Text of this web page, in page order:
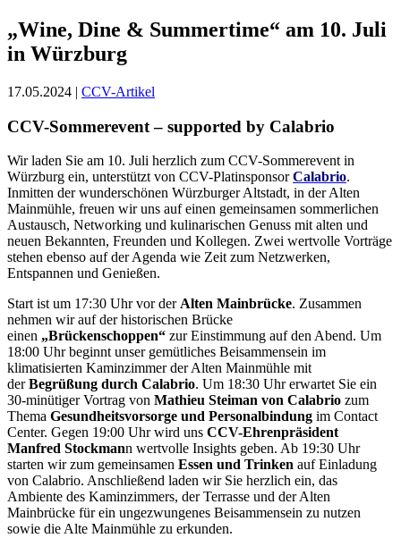
„Wine, Dine & Summertime“ am 10. Juli
in Würzburg
17.05.2024 | CCV-Artikel
CCV-Sommerevent – supported by Calabrio
Wir laden Sie am 10. Juli herzlich zum CCV-Sommerevent in
Würzburg ein, unterstützt von CCV-PlatinsponsorCalabrio.
Inmitten der wunderschönen Würzburger Altstadt, in der Alten
Mainmühle, freuen wir uns auf einen gemeinsamen sommerlichen
Austausch, Networking und kulinarischen Genuss mit alten und
neuen Bekannten, Freunden und Kollegen. Zwei wertvolle Vorträge
stehen ebenso auf der Agenda wie Zeit zum Netzwerken,
Entspannen und Genießen.
Start ist um 17:30 Uhr vor der Alten Mainbrücke. Zusammen
nehmen wir auf der historischen Brücke
einen „Brückenschoppen“ zur Einstimmung auf den Abend. Um
18:00 Uhr beginnt unser gemütliches Beisammensein im
klimatisierten Kaminzimmer der Alten Mainmühle mit
derBegrüßung durch Calabrio. Um 18:30 Uhr erwartet Sie ein
30-minütiger Vortrag von Mathieu Steiman von Calabrio zum
Thema Gesundheitsvorsorge und Personalbindung im Contact
Center. Gegen 19:00 Uhr wird uns CCV-Ehrenpräsident
Manfred Stockmann wertvolle Insights geben. Ab 19:30 Uhr
starten wir zum gemeinsamen Essen und Trinken auf Einladung
von Calabrio. Anschließend laden wir Sie herzlich ein, das
Ambiente des Kaminzimmers, der Terrasse und der Alten
Mainbrücke für ein ungezwungenes Beisammensein zu nutzen
sowie die Alte Mainmühle zu erkunden.